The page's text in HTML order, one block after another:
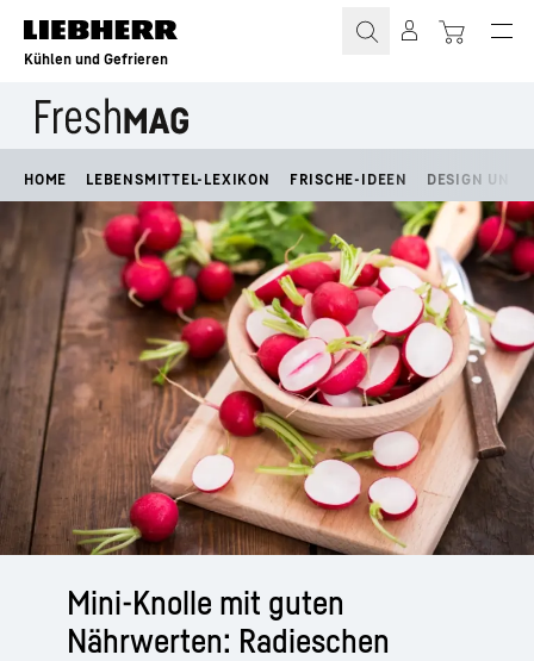
Zum Inhalt springen
Kühlen und Gefrieren
HOME LEBENSMITTEL-LEXIKON FRISCHE-IDEEN DESIGN UND
Mini-Knolle mit guten
Nährwerten: Radieschen